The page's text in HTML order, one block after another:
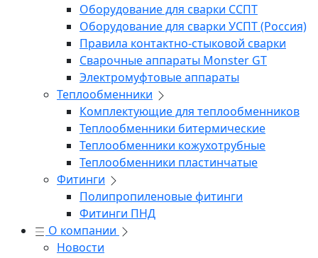
Оборудование для сварки ССПТ
Оборудование для сварки УСПТ (Россия)
Правила контактно-стыковой сварки
Сварочные аппараты Monster GT
Электромуфтовые аппараты
Теплообменники
Комплектующие для теплообменников
Теплообменники битермические
Теплообменники кожухотрубные
Теплообменники пластинчатые
Фитинги
Полипропиленовые фитинги
Фитинги ПНД
О компании
Новости